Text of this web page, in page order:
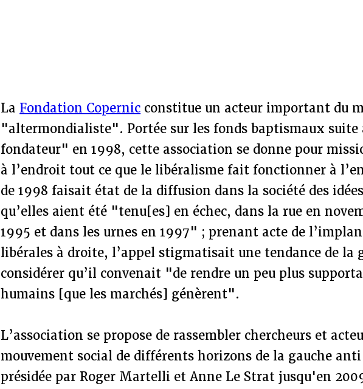
LaFondation Copernic constitue un acteur important du
"altermondialiste". Portée sur les fonds baptismaux suite
fondateur" en 1998, cette association se donne pour
à l’endroit tout ce que le libéralisme fait fonctionner à
de 1998 faisait état de la diffusion dans la société des
qu’elles aient été "tenu[es] en échec, dans la rue en
1995 et dans les urnes en 1997" ; prenant acte de
libérales à droite, l’appel stigmatisait une tendance de la
considérer qu’il convenait "de rendre un peu plus
humains [que les marchés] génèrent".
L’association se propose de rassembler chercheurs et
mouvement social de différents horizons de la gauche
présidée par Roger Martelli et Anne Le Strat jusqu'en